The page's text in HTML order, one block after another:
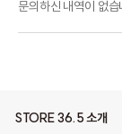
문의하신 내역이 없습
STORE 36.5 소개